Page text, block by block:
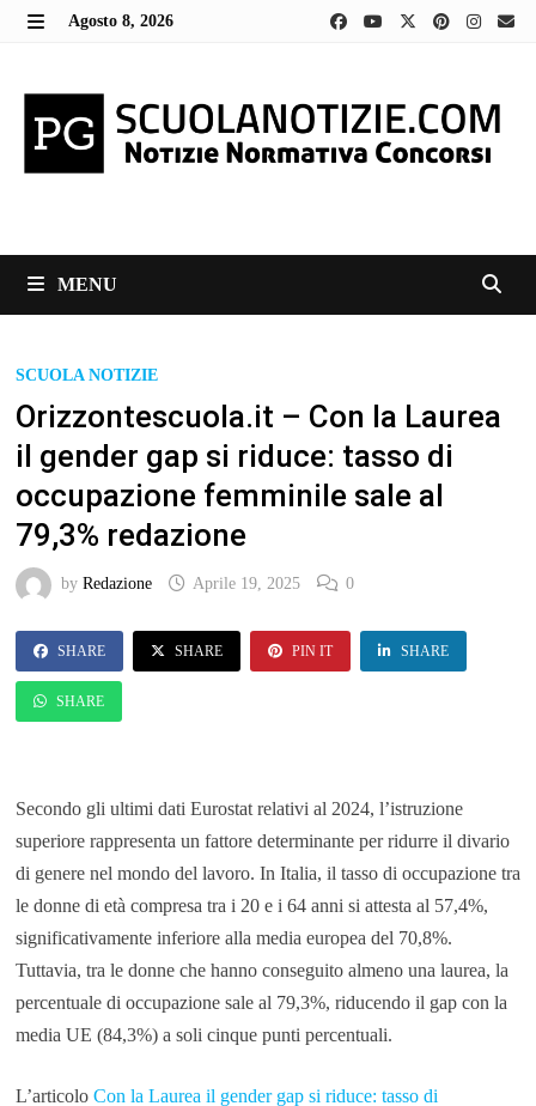
Skip
Agosto 8, 2026
MENU
SCUOLA NOTIZIE
Orizzontescuola.it – Con la Laurea
il gender gap si riduce: tasso di
occupazione femminile sale al
79,3% redazione
by Redazione Aprile 19, 2025 0
SHARE SHARE PIN IT SHARE
SHARE
Secondo gli ultimi dati Eurostat relativi al 2024, l’istruzione
superiore rappresenta un fattore determinante per ridurre il divario
di genere nel mondo del lavoro. In Italia, il tasso di occupazione tra
le donne di età compresa tra i 20 e i 64 anni si attesta al 57,4%,
significativamente inferiore alla media europea del 70,8%.
Tuttavia, tra le donne che hanno conseguito almeno una laurea, la
percentuale di occupazione sale al 79,3%, riducendo il gap con la
media UE (84,3%) a soli cinque punti percentuali.
L’articolo Con la Laurea il gender gap si riduce: tasso di